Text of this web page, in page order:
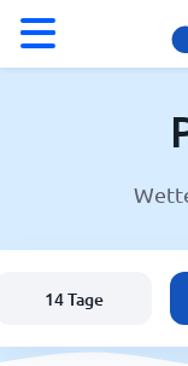
Wetter in Pahang
Schweiz
14 Tage